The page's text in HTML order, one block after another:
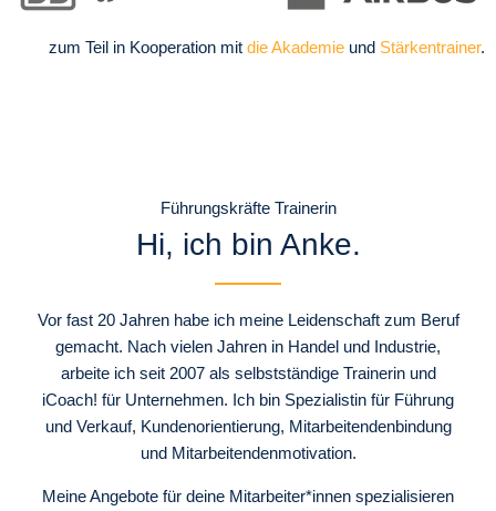
zum Teil in Kooperation mit die Akademie und Stärkentrainer.
Führungskräfte Trainerin
Hi, ich bin Anke.
Vor fast 20 Jahren habe ich meine Leidenschaft zum Beruf
gemacht. Nach vielen Jahren in Handel und Industrie,
arbeite ich seit 2007 als selbstständige Trainerin und
iCoach! für Unternehmen. Ich bin Spezialistin für Führung
und Verkauf, Kundenorientierung, Mitarbeitendenbindung
und Mitarbeitendenmotivation.
Meine Angebote für deine Mitarbeiter*innen spezialisieren